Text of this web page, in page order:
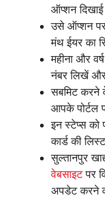
ऑप्शन दिखाई
उसे ऑप्शन
मंथ ईयर का
महीना और
नंबर लिखें
सबमिट करने
आपके पोर्टल
इन स्टेप्स
कार्ड की
सुल्तानपुर
वेबसाइटपर
अपडेट करने